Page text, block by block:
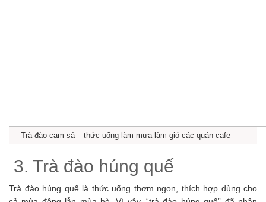
Trà đào cam sả – thức uống làm mưa làm gió các quán cafe
3. Trà đào húng quế
Trà đào húng quế là thức uống thơm ngon, thích hợp dùng cho